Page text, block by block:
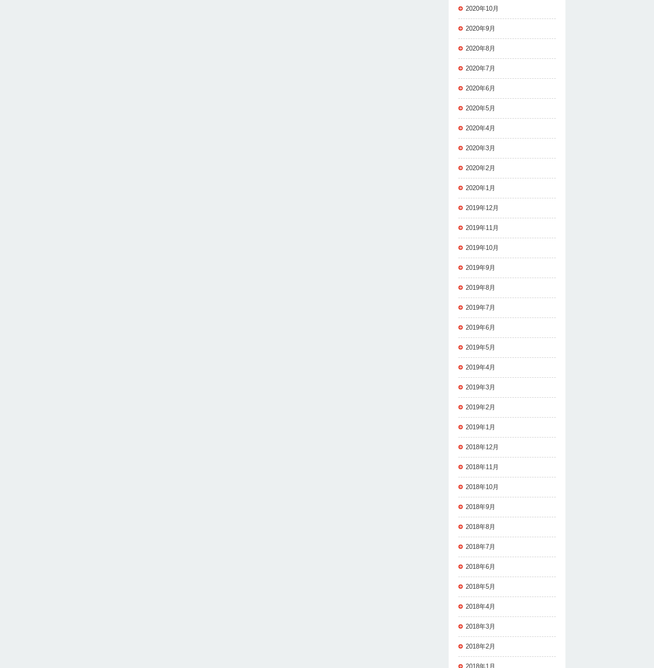
2020年10月
2020年9月
2020年8月
2020年7月
2020年6月
2020年5月
2020年4月
2020年3月
2020年2月
2020年1月
2019年12月
2019年11月
2019年10月
2019年9月
2019年8月
2019年7月
2019年6月
2019年5月
2019年4月
2019年3月
2019年2月
2019年1月
2018年12月
2018年11月
2018年10月
2018年9月
2018年8月
2018年7月
2018年6月
2018年5月
2018年4月
2018年3月
2018年2月
2018年1月